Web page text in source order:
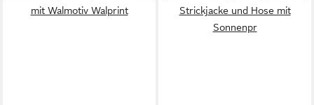
mit Walmotiv Walprint
Strickjacke und Hose mit
Sonnenpr